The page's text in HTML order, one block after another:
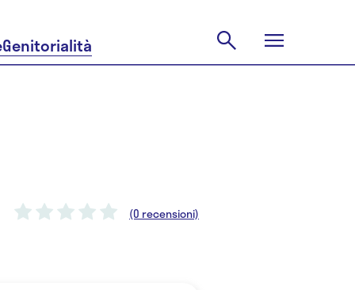
Genitorialità
(0 recensioni)